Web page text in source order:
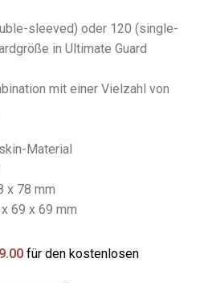
sleeved) oder 120 (single-
in Ultimate Guard
mit einer Vielzahl von
Material
x 78 mm
69 x 69 mm
für den kostenlosen